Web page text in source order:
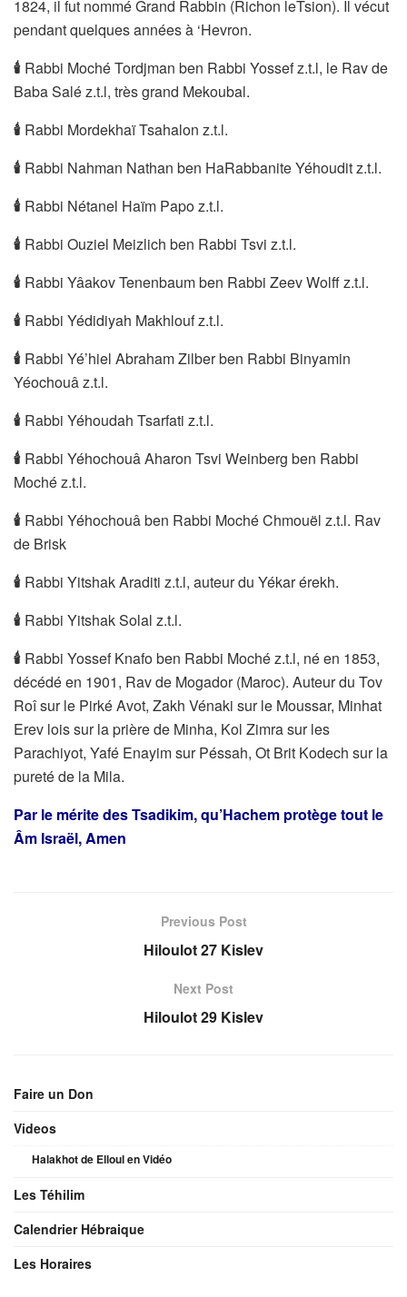
1824, il fut nommé Grand Rabbin (Richon leTsion). Il vécut
pendant quelques années à ‘Hevron.
🕯 Rabbi Moché Tordjman ben Rabbi Yossef z.t.l, le Rav de
Baba Salé z.t.l, très grand Mekoubal.
🕯 Rabbi Mordekhaï Tsahalon z.t.l.
🕯 Rabbi Nahman Nathan ben HaRabbanite Yéhoudit z.t.l.
🕯 Rabbi Nétanel Haïm Papo z.t.l.
🕯 Rabbi Ouziel Meizlich ben Rabbi Tsvi z.t.l.
🕯 Rabbi Yâakov Tenenbaum ben Rabbi Zeev Wolff z.t.l.
🕯 Rabbi Yédidiyah Makhlouf z.t.l.
🕯 Rabbi Yé’hiel Abraham Zilber ben Rabbi Binyamin
Yéochouâ z.t.l.
🕯 Rabbi Yéhoudah Tsarfati z.t.l.
🕯 Rabbi Yéhochouâ Aharon Tsvi Weinberg ben Rabbi
Moché z.t.l.
🕯 Rabbi Yéhochouâ ben Rabbi Moché Chmouël z.t.l. Rav
de Brisk
🕯 Rabbi Yitshak Araditi z.t.l, auteur du Yékar érekh.
🕯 Rabbi Yitshak Solal z.t.l.
🕯 Rabbi Yossef Knafo ben Rabbi Moché z.t.l, né en 1853,
décédé en 1901, Rav de Mogador (Maroc). Auteur du Tov
Roî sur le Pirké Avot, Zakh Vénaki sur le Moussar, Minhat
Erev lois sur la prière de Minha, Kol Zimra sur les
Parachiyot, Yafé Enayim sur Péssah, Ot Brit Kodech sur la
pureté de la Mila.
Par le mérite des Tsadikim, qu’Hachem protège tout le
Âm Israël, Amen
Previous Post
Hiloulot 27 Kislev
Next Post
Hiloulot 29 Kislev
Faire un Don
Videos
Halakhot de Elloul en Vidéo
Les Téhilim
Calendrier Hébraique
Les Horaires